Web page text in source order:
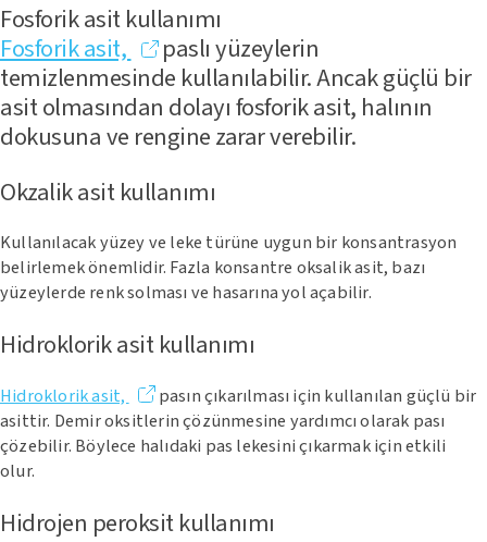
Fosforik asit kullanımı
Fosforik asit,
paslı yüzeylerin
temizlenmesinde kullanılabilir. Ancak güçlü bir
asit olmasından dolayı fosforik asit, halının
dokusuna ve rengine zarar verebilir.
Okzalik asit kullanımı
Kullanılacak yüzey ve leke türüne uygun bir konsantrasyon
belirlemek önemlidir. Fazla konsantre oksalik asit, bazı
yüzeylerde renk solması ve hasarına yol açabilir.
Hidroklorik asit kullanımı
Hidroklorik asit,
pasın çıkarılması için kullanılan güçlü bir
asittir. Demir oksitlerin çözünmesine yardımcı olarak pası
çözebilir. Böylece halıdaki pas lekesini çıkarmak için etkili
olur.
Hidrojen peroksit kullanımı